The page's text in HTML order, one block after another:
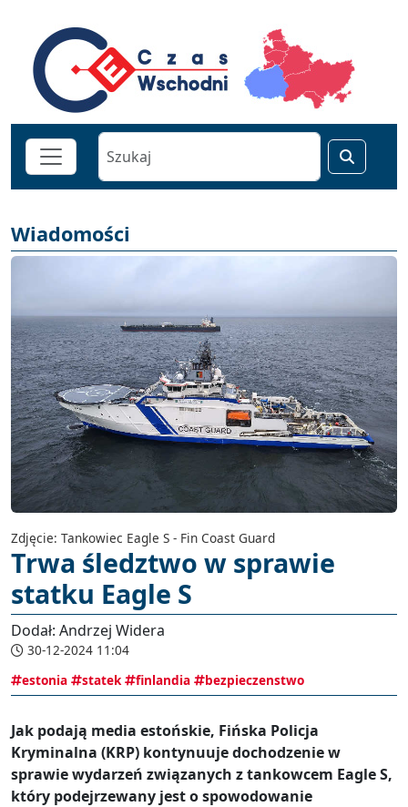
Wiadomości
Zdjęcie: Tankowiec Eagle S - Fin Coast Guard
Trwa śledztwo w sprawie
statku Eagle S
Dodał: Andrzej Widera
30-12-2024 11:04
estonia
statek finlandia bezpieczenstwo
Jak podają media estońskie, Fińska Policja
Kryminalna (KRP) kontynuuje dochodzenie w
sprawie wydarzeń związanych z tankowcem Eagle S,
który podejrzewany jest o spowodowanie